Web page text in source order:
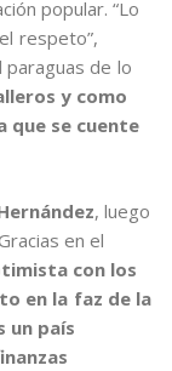
popular. “Lo
respeto”,
paraguas de lo
y como
que se cuente
, luego
en el
con los
en la faz de la
un país